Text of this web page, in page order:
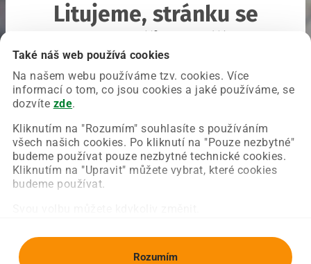
Také náš web používá cookies
Na našem webu používáme tzv. cookies. Více
informací o tom, co jsou cookies a jaké používáme, se
dozvíte zde.
Kliknutím na "Rozumím" souhlasíte s používáním
všech našich cookies. Po kliknutí na "Pouze nezbytné"
budeme používat pouze nezbytné technické cookies.
Kliknutím na "Upravit" můžete vybrat, které cookies
budeme používat.
Rozumím
Litujeme, stránku se
Chyba nastala na naší straně a už ji opravujeme.
Zkuste prosím znovu načíst požadovanou stránku.
Obnovit stránku Úvodní strana